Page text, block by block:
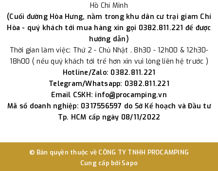
Hồ Chí Minh
(Cuối đường Hòa Hưng, nằm trong khu dân cư trại giam Chí
Hòa - quý khách tới mua hàng xin gọi 0382.811.221 để được
hướng dẫn)
Thời gian làm việc: Thứ 2 - Chủ Nhật . 8h30 - 12h00 & 12h30-
18h00 ( nếu quý khách tới trể hơn xin vui lòng liên hệ trước )
Hotline/Zalo: 0382.811.221
Telegram/Whatsapp: 0382.811.221
Email CSKH: info@procamping.vn
Mã số doanh nghiệp: 0317556597 do Sở Kế hoạch và Đầu tư
Tp. HCM cấp ngày 08/11/2022
© Bản quyền thuộc về CÔNG TY TNHH PROCAMPING
Cung cấp bởi Sapo